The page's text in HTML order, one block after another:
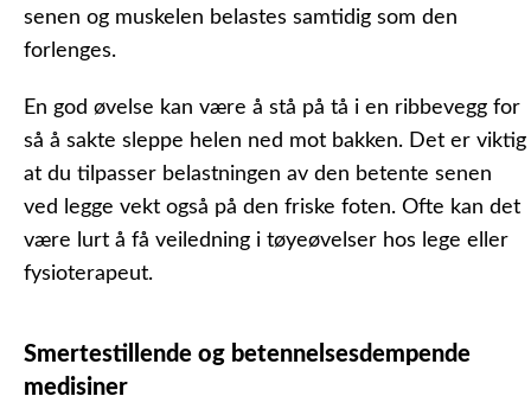
senen og muskelen belastes samtidig som den
forlenges.
En god øvelse kan være å stå på tå i en ribbevegg for
så å sakte sleppe helen ned mot bakken. Det er viktig
at du tilpasser belastningen av den betente senen
ved legge vekt også på den friske foten. Ofte kan det
være lurt å få veiledning i tøyeøvelser hos lege eller
fysioterapeut.
Smertestillende og betennelsesdempende
medisiner